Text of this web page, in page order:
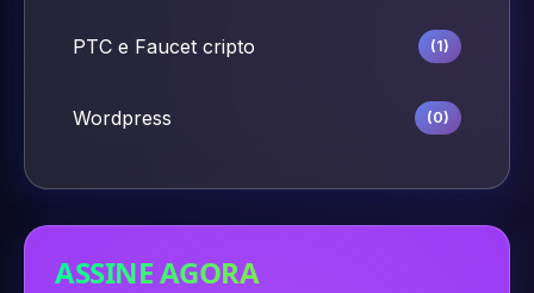
PTC e Faucet cripto (1)
Wordpress (0)
ASSINE AGORA